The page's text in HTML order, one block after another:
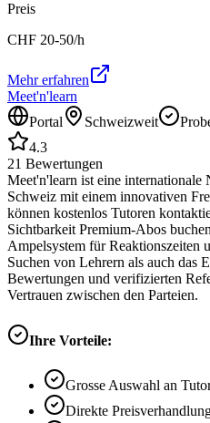
Preis
CHF 20-50/h
Mehr erfahren
Meet'n'learn
Portal
Schweizweit
4.3
21 Bewertungen
Meet'n'learn ist eine
Schweiz mit einem innovativen
können kostenlos Tutoren
Sichtbarkeit Premium-Abos
Ampelsystem für Reaktionszeiten
Suchen von Lehrern als auch das
Bewertungen und verifizierten
Vertrauen zwischen den Parteien.
Ihre Vorteile:
Grosse Auswahl an
Direkte